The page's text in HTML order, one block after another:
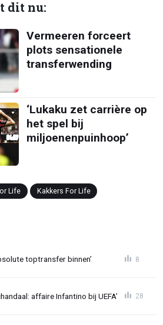
dit nu:
Vermeeren forceert
plots sensationele
transferwending
‘Lukaku zet carrière op
het spel bij
miljoenenpuinhoop’
Life Kakkers For Life
toptransfer binnen’ 8
affaire Infantino bij UEFA’ 28